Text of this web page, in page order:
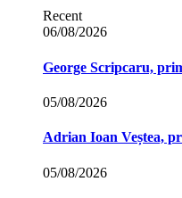
Recent
06/08/2026
George Scripcaru,
05/08/2026
Adrian Ioan Veștea,
05/08/2026